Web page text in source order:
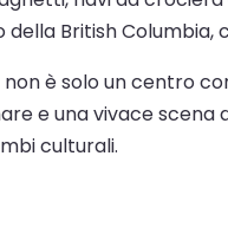
British
è solo un centro
e una vivace
culturali.